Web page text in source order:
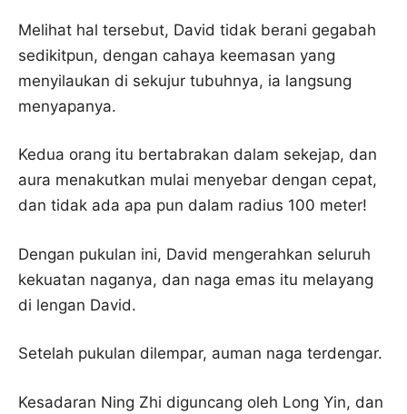
Melihat hal tersebut, David tidak berani gegabah
sedikitpun, dengan cahaya keemasan yang
menyilaukan di sekujur tubuhnya, ia langsung
menyapanya.
Kedua orang itu bertabrakan dalam sekejap, dan
aura menakutkan mulai menyebar dengan cepat,
dan tidak ada apa pun dalam radius 100 meter!
Dengan pukulan ini, David mengerahkan seluruh
kekuatan naganya, dan naga emas itu melayang
di lengan David.
Setelah pukulan dilempar, auman naga terdengar.
Kesadaran Ning Zhi diguncang oleh Long Yin, dan